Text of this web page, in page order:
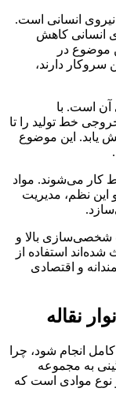
نیروی انسانی است.
انسانی کاهش
موضوع در
دارند،
آن است. با
خط تولید را تا
یابد. این موضوع
کار می‌شوند. مواد
نظم، مدیریت
شخصی‌سازی بالا و
شده‌اند استفاده از
و اقتصادی
نقاله
انجام شود، چرا
به مجموعه
و نوع موادی است که